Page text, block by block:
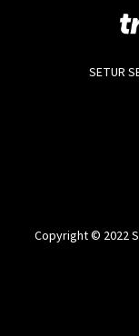
SETUR
Copyright © 2022